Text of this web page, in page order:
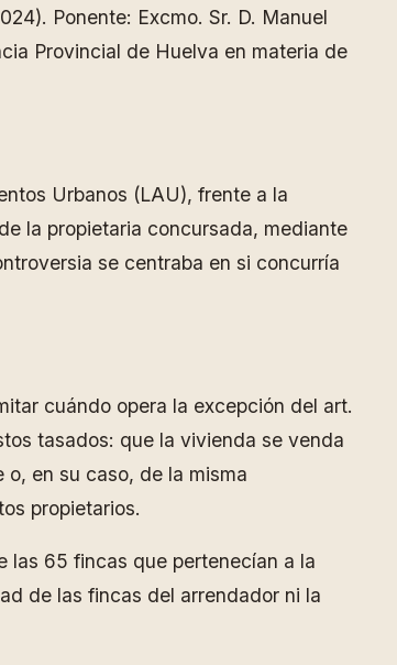
Ponente: Excmo. Sr. D. Manuel
Provincial de Huelva en materia de
Urbanos (LAU), frente a la
la propietaria concursada, mediante
se centraba en si concurría
cuándo opera la excepción del art.
tasados: que la vivienda se venda
en su caso, de la misma
propietarios.
las 65 fincas que pertenecían a la
de las fincas del arrendador ni la